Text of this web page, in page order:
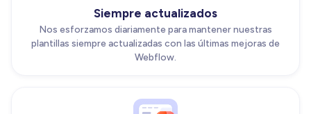
Siempre actualizados
Nos esforzamos diariamente para mantener nuestras
plantillas siempre actualizadas con las últimas mejoras de
Webflow.